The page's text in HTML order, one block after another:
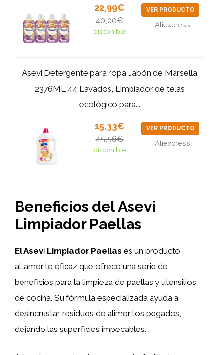
22,99€
40,00€
disponible
VER PRODUCTO
Aliexpress
Asevi Detergente para ropa Jabón de Marsella
2376ML 44 Lavados, Limpiador de telas
ecológico para...
15,33€
45,56€
disponible
VER PRODUCTO
Aliexpress
Beneficios del Asevi
Limpiador Paellas
El Asevi Limpiador Paellas es un producto
altamente eficaz que ofrece una serie de
beneficios para la limpieza de paellas y utensilios
de cocina. Su fórmula especializada ayuda a
desincrustar residuos de alimentos pegados,
dejando las superficies impecables.